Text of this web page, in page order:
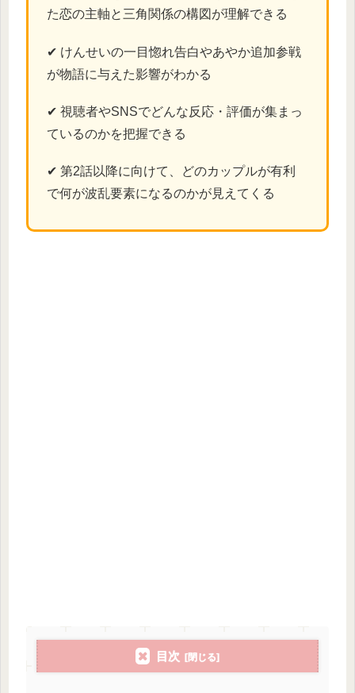
た恋の主軸と三角関係の構図が理解できる
✔ けんせいの一目惚れ告白やあやか追加参戦
が物語に与えた影響がわかる
✔ 視聴者やSNSでどんな反応・評価が集まっ
ているのかを把握できる
✔ 第2話以降に向けて、どのカップルが有利
で何が波乱要素になるのかが見えてくる
目次